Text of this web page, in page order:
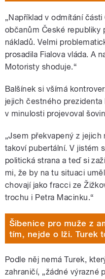
„Například v odmítání
občanům České republiky
nákladů. Velmi
prosadila Fialova vláda. A
Motoristy shoduje.“
Balšínek si všímá
jejich čestného prezidenta
v minulosti projevoval
„Jsem překvapený z
takoví pubertální. V jistém
politická strana a teď si
mi, že by na tu situaci
chovají jako fracci ze
trochu i Petra Macinku.“
Šibenice pro muže z
tím, nejde o lži. Turek
Podle něj nemá Turek,
zahraničí, „žádné výrazné